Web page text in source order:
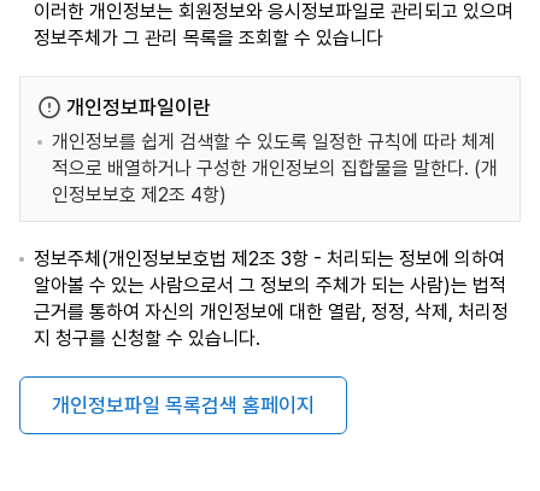
센
이러한 개인정보는 회원정보와 응시정보파일로 관리되고 있으며
정보주체가 그 관리 목록을 조회할 수 있습니다
개인정보파일이란
개인정보를 쉽게 검색할 수 있도록 일정한 규칙에 따라 체계
적으로 배열하거나 구성한 개인정보의 집합물을 말한다. (개
인정보보호 제2조 4항)
정보주체(개인정보보호법 제2조 3항 - 처리되는 정보에 의하여
알아볼 수 있는 사람으로서 그 정보의 주체가 되는 사람)는 법적
근거를 통하여 자신의 개인정보에 대한 열람, 정정, 삭제, 처리정
지 청구를 신청할 수 있습니다.
개인정보파일 목록검색 홈페이지